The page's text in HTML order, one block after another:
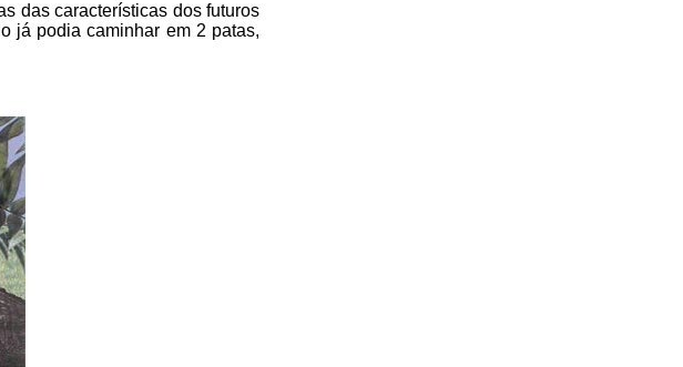
das características dos futuros
já podia caminhar em 2 patas,